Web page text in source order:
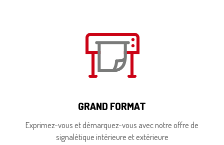
GRAND FORMAT
Exprimez-vous et démarquez-vous avec notre offre de
signalétique intérieure et extérieure